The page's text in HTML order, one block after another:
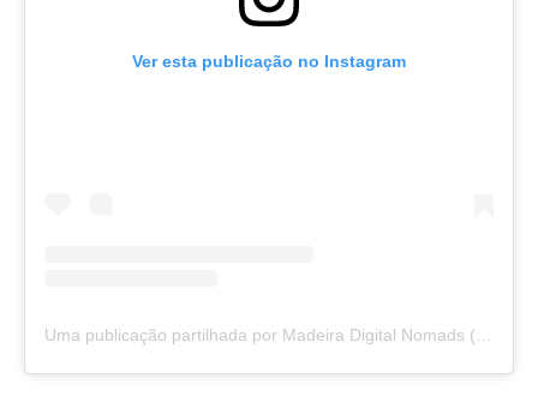
Ver esta publicação no Instagram